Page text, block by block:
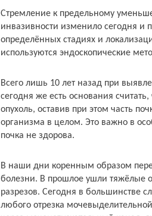
Стремление к предельному
инвазивности изменило сегодня и
определённых стадиях и
используются эндоскопические
Всего лишь 10 лет назад при
сегодня же есть основания
опухоль, оставив при этом часть
организма в целом. Это важно в
почка не здорова.
В наши дни коренным образом
болезни. В прошлое ушли тяжёлые
разрезов. Сегодня в большинстве
любого отрезка